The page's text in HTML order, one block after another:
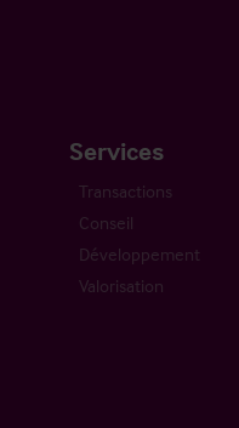
Services
Transactions
Conseil
Développement
Valorisation